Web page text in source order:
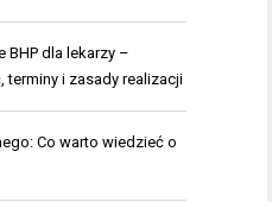
BHP dla lekarzy –
i zasady realizacji
Co warto wiedzieć o